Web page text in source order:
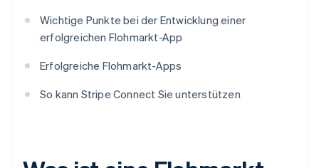
Wichtige Punkte bei der Entwicklung einer
erfolgreichen Flohmarkt-App
Erfolgreiche Flohmarkt-Apps
So kann Stripe Connect Sie unterstützen